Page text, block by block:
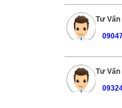
Tư Vấn
Tư Vấn